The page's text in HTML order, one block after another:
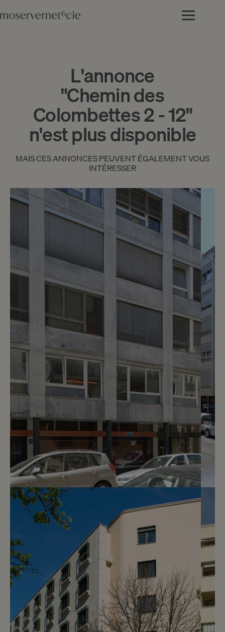
L'annonce
"Chemin des
Colombettes 2 - 12"
n'est plus disponible
MAIS CES ANNONCES PEUVENT ÉGALEMENT VOUS
INTÉRESSER
4
CHF 250.- / mois
Rue du Levant 3
Genève